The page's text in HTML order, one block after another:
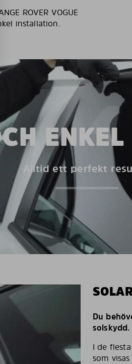
ROVER VOGUE
installation.
Alltid ett perfekt
Du
I de
som